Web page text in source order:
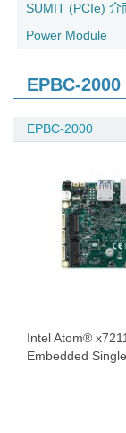
SUMIT (PCIe) 介
Power Module
EPBC-2000
EPBC-2000
Intel Atom®
Embedded